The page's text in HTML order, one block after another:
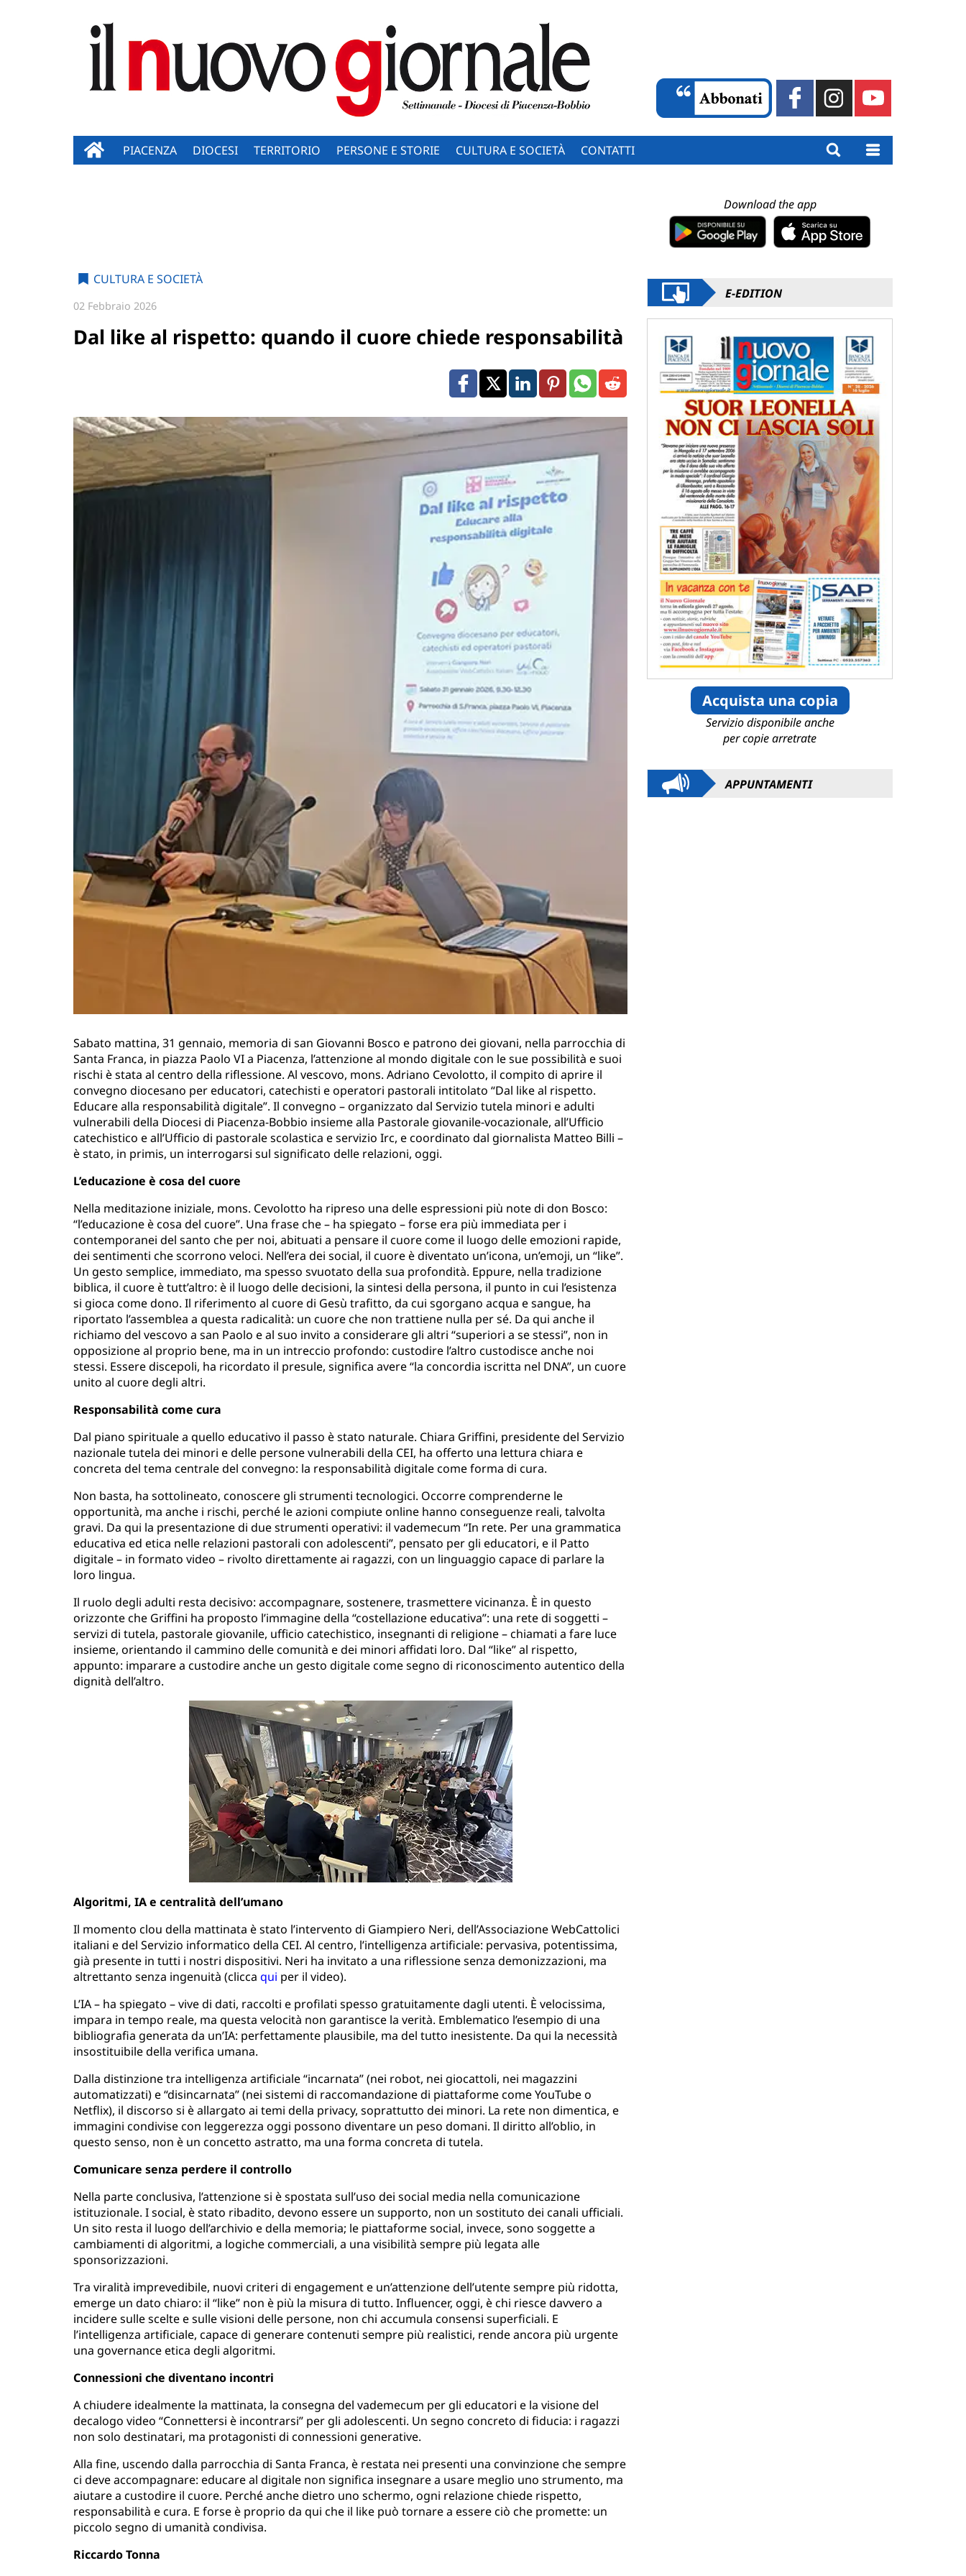
PIACENZA DIOCESI TERRITORIO PERSONE E STORIE CULTURA E SOCIETÀ CONTATTI
CULTURA E SOCIETÀ
02 Febbraio 2026
Dal like al rispetto: quando il cuore chiede responsabilità
Sabato mattina, 31 gennaio, memoria di san Giovanni Bosco e patrono dei giovani, nella parrocchia di
Santa Franca, in piazza Paolo VI a Piacenza, l’attenzione al mondo digitale con le sue possibilità e suoi
rischi è stata al centro della riflessione. Al vescovo, mons. Adriano Cevolotto, il compito di aprire il
convegno diocesano per educatori, catechisti e operatori pastorali intitolato “Dal like al rispetto.
Educare alla responsabilità digitale”. Il convegno – organizzato dal Servizio tutela minori e adulti
vulnerabili della Diocesi di Piacenza-Bobbio insieme alla Pastorale giovanile-vocazionale, all’Ufficio
catechistico e all’Ufficio di pastorale scolastica e servizio Irc, e coordinato dal giornalista Matteo Billi –
è stato, in primis, un interrogarsi sul significato delle relazioni, oggi.
L’educazione è cosa del cuore
Nella meditazione iniziale, mons. Cevolotto ha ripreso una delle espressioni più note di don Bosco:
“l’educazione è cosa del cuore”. Una frase che – ha spiegato – forse era più immediata per i
contemporanei del santo che per noi, abituati a pensare il cuore come il luogo delle emozioni rapide,
dei sentimenti che scorrono veloci. Nell’era dei social, il cuore è diventato un’icona, un’emoji, un “like”.
Un gesto semplice, immediato, ma spesso svuotato della sua profondità. Eppure, nella tradizione
biblica, il cuore è tutt’altro: è il luogo delle decisioni, la sintesi della persona, il punto in cui l’esistenza
si gioca come dono. Il riferimento al cuore di Gesù trafitto, da cui sgorgano acqua e sangue, ha
riportato l’assemblea a questa radicalità: un cuore che non trattiene nulla per sé. Da qui anche il
richiamo del vescovo a san Paolo e al suo invito a considerare gli altri “superiori a se stessi”, non in
opposizione al proprio bene, ma in un intreccio profondo: custodire l’altro custodisce anche noi
stessi. Essere discepoli, ha ricordato il presule, significa avere “la concordia iscritta nel DNA”, un cuore
unito al cuore degli altri.
Responsabilità come cura
Dal piano spirituale a quello educativo il passo è stato naturale. Chiara Griffini, presidente del Servizio
nazionale tutela dei minori e delle persone vulnerabili della CEI, ha offerto una lettura chiara e
concreta del tema centrale del convegno: la responsabilità digitale come forma di cura.
Non basta, ha sottolineato, conoscere gli strumenti tecnologici. Occorre comprenderne le
opportunità, ma anche i rischi, perché le azioni compiute online hanno conseguenze reali, talvolta
gravi. Da qui la presentazione di due strumenti operativi: il vademecum “In rete. Per una grammatica
educativa ed etica nelle relazioni pastorali con adolescenti”, pensato per gli educatori, e il Patto
digitale – in formato video – rivolto direttamente ai ragazzi, con un linguaggio capace di parlare la
loro lingua.
Il ruolo degli adulti resta decisivo: accompagnare, sostenere, trasmettere vicinanza. È in questo
orizzonte che Griffini ha proposto l’immagine della “costellazione educativa”: una rete di soggetti –
servizi di tutela, pastorale giovanile, ufficio catechistico, insegnanti di religione – chiamati a fare luce
insieme, orientando il cammino delle comunità e dei minori affidati loro. Dal “like” al rispetto,
appunto: imparare a custodire anche un gesto digitale come segno di riconoscimento autentico della
dignità dell’altro.
Algoritmi, IA e centralità dell’umano
Il momento clou della mattinata è stato l’intervento di Giampiero Neri, dell’Associazione WebCattolici
italiani e del Servizio informatico della CEI. Al centro, l’intelligenza artificiale: pervasiva, potentissima,
già presente in tutti i nostri dispositivi. Neri ha invitato a una riflessione senza demonizzazioni, ma
altrettanto senza ingenuità (clicca qui per il video).
L’IA – ha spiegato – vive di dati, raccolti e profilati spesso gratuitamente dagli utenti. È velocissima,
impara in tempo reale, ma questa velocità non garantisce la verità. Emblematico l’esempio di una
bibliografia generata da un’IA: perfettamente plausibile, ma del tutto inesistente. Da qui la necessità
insostituibile della verifica umana.
Dalla distinzione tra intelligenza artificiale “incarnata” (nei robot, nei giocattoli, nei magazzini
automatizzati) e “disincarnata” (nei sistemi di raccomandazione di piattaforme come YouTube o
Netflix), il discorso si è allargato ai temi della privacy, soprattutto dei minori. La rete non dimentica, e
immagini condivise con leggerezza oggi possono diventare un peso domani. Il diritto all’oblio, in
questo senso, non è un concetto astratto, ma una forma concreta di tutela.
Comunicare senza perdere il controllo
Nella parte conclusiva, l’attenzione si è spostata sull’uso dei social media nella comunicazione
istituzionale. I social, è stato ribadito, devono essere un supporto, non un sostituto dei canali ufficiali.
Un sito resta il luogo dell’archivio e della memoria; le piattaforme social, invece, sono soggette a
cambiamenti di algoritmi, a logiche commerciali, a una visibilità sempre più legata alle
sponsorizzazioni.
Tra viralità imprevedibile, nuovi criteri di engagement e un’attenzione dell’utente sempre più ridotta,
emerge un dato chiaro: il “like” non è più la misura di tutto. Influencer, oggi, è chi riesce davvero a
incidere sulle scelte e sulle visioni delle persone, non chi accumula consensi superficiali. E
l’intelligenza artificiale, capace di generare contenuti sempre più realistici, rende ancora più urgente
una governance etica degli algoritmi.
Connessioni che diventano incontri
A chiudere idealmente la mattinata, la consegna del vademecum per gli educatori e la visione del
decalogo video “Connettersi è incontrarsi” per gli adolescenti. Un segno concreto di fiducia: i ragazzi
non solo destinatari, ma protagonisti di connessioni generative.
Alla fine, uscendo dalla parrocchia di Santa Franca, è restata nei presenti una convinzione che sempre
ci deve accompagnare: educare al digitale non significa insegnare a usare meglio uno strumento, ma
aiutare a custodire il cuore. Perché anche dietro uno schermo, ogni relazione chiede rispetto,
responsabilità e cura. E forse è proprio da qui che il like può tornare a essere ciò che promette: un
piccolo segno di umanità condivisa.
Riccardo Tonna
Download the app
E-EDITION
Acquista una copia
Servizio disponibile anche
per copie arretrate
APPUNTAMENTI